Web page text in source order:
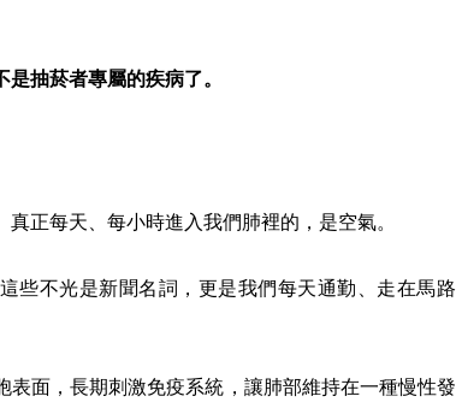
抽菸者專屬的疾病了。
正每天、每小時進入我們肺裡的，是空氣。
些不光是新聞名詞，更是我們每天通勤、走在馬路
面，長期刺激免疫系統，讓肺部維持在一種慢性發